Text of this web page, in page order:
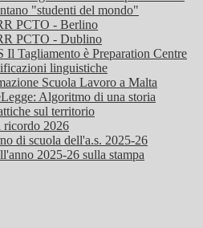
"studenti del mondo"
PCTO - Berlino
PCTO - Dublino
Il Tagliamento è Preparation Centre
linguistiche
Scuola Lavoro a Malta
Algoritmo di una storia
sul territorio
ricordo 2026
di scuola dell'a.s. 2025-26
2025-26 sulla stampa